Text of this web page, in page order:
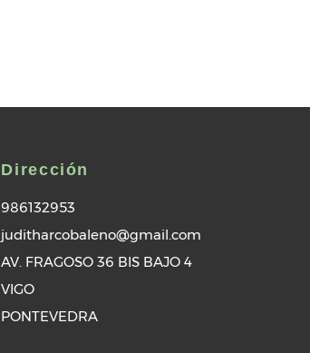
Dirección
986132953
juditharcobaleno@gmail.com
AV. FRAGOSO 36 BIS BAJO 4
VIGO
PONTEVEDRA